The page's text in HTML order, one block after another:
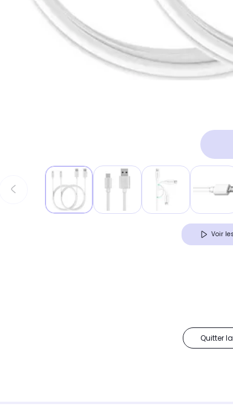
Voir
Quitter